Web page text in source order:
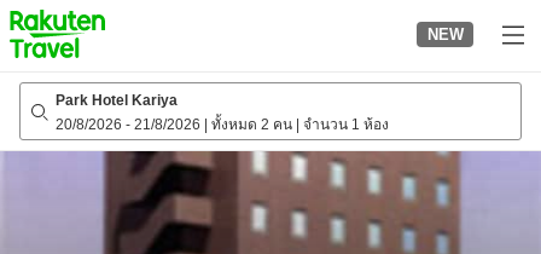
to
top
page
NEW
Park Hotel Kariya
20/8/2026 - 21/8/2026 ทั้งหมด 2 คน จำนวน 1 ห้อง